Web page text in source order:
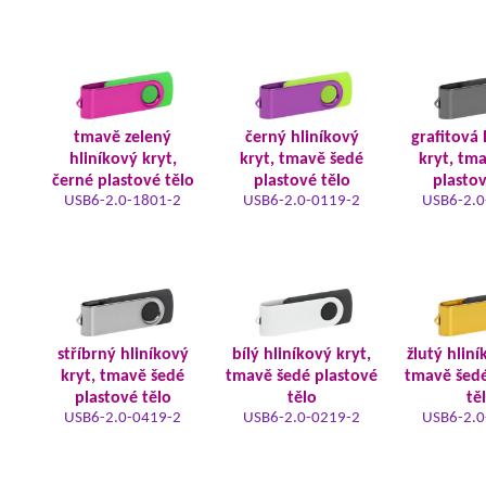
tmavě zelený
hliníkový kryt,
černé plastové tělo
USB6-2.0-1801-2
černý hliníkový
kryt, tmavě šedé
plastové tělo
USB6-2.0-0119-2
grafitová
kryt,
USB6-
stříbrný hliníkový
kryt, tmavě šedé
plastové tělo
USB6-2.0-0419-2
bílý hliníkový kryt,
tmavě šedé plastové
tělo
USB6-2.0-0219-2
žlutý
tmavě
USB6-